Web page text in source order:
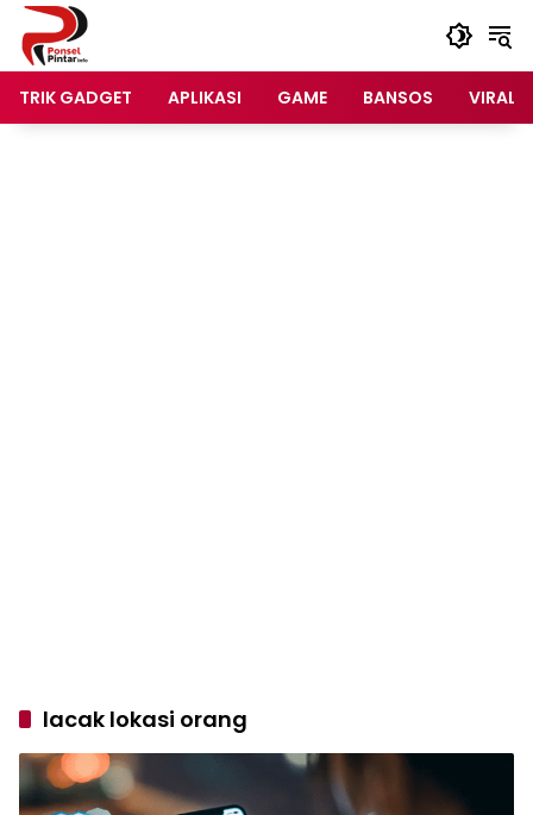
Langsung
konten
TRIK GADGET
APLIKASI GAME BANSOS VIRAL
lacak lokasi orang